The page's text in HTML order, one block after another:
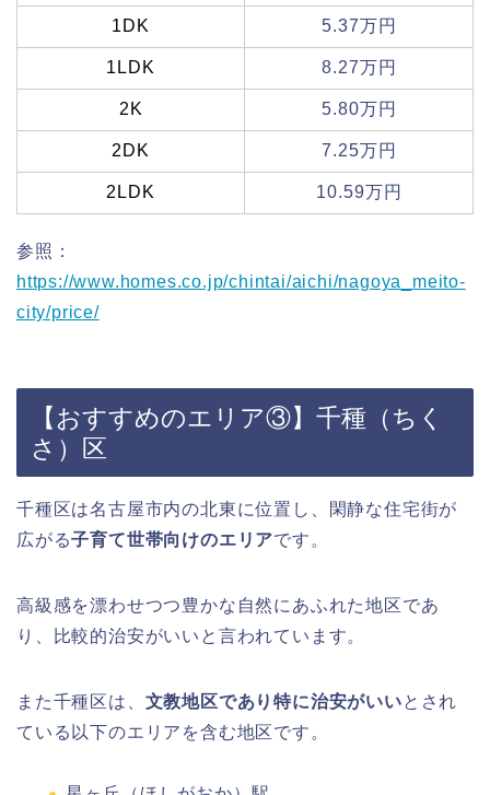
1DK 5.37万円
1LDK 8.27万円
2K 5.80万円
2DK 7.25万円
2LDK 10.59万円
参照：
https://www.homes.co.jp/chintai/aichi/nagoya_meito-
city/price/
【おすすめのエリア③】千種（ちく
さ）区
千種区は名古屋市内の北東に位置し、閑静な住宅街が
広がる子育て世帯向けのエリアです。
高級感を漂わせつつ豊かな自然にあふれた地区であ
り、比較的治安がいいと言われています。
また千種区は、 文教地区であり特に治安がいいとされ
ている以下のエリアを含む地区です。